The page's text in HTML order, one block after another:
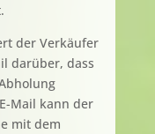
der Verkäufer
darüber, dass
Mail kann der
mit dem